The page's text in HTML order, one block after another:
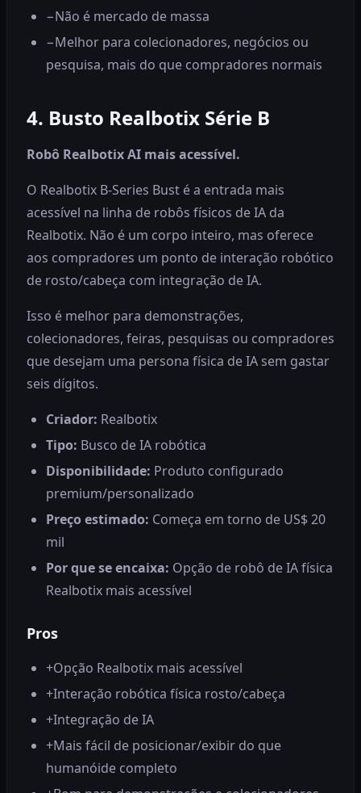
−Não é mercado de massa
−Melhor para colecionadores, negócios ou
pesquisa, mais do que compradores normais
4. Busto Realbotix Série B
Robô Realbotix AI mais acessível.
O Realbotix B-Series Bust é a entrada mais
acessível na linha de robôs físicos de IA da
Realbotix. Não é um corpo inteiro, mas oferece
aos compradores um ponto de interação robótico
de rosto/cabeça com integração de IA.
Isso é melhor para demonstrações,
colecionadores, feiras, pesquisas ou compradores
que desejam uma persona física de IA sem gastar
seis dígitos.
Criador: Realbotix
Tipo: Busco de IA robótica
Disponibilidade: Produto configurado
premium/personalizado
Preço estimado: Começa em torno de US$ 20
mil
Por que se encaixa: Opção de robô de IA física
Realbotix mais acessível
Pros
+Opção Realbotix mais acessível
+Interação robótica física rosto/cabeça
+Integração de IA
+Mais fácil de posicionar/exibir do que
humanóide completo